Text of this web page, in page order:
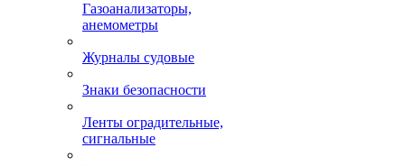
Газоанализаторы,
анемометры
Журналы судовые
Знаки безопасности
Ленты оградительные,
сигнальные